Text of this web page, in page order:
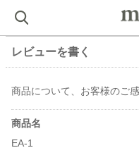
レビューを書く
商品について、お客様のご
商品名
EA-1